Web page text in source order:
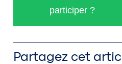
participer ?
Partagez cet